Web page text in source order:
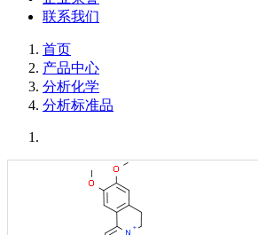
联系我们
首页
产品中心
分析化学
分析标准品